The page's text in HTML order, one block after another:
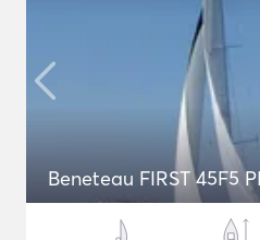
Beneteau FIRST 45F5